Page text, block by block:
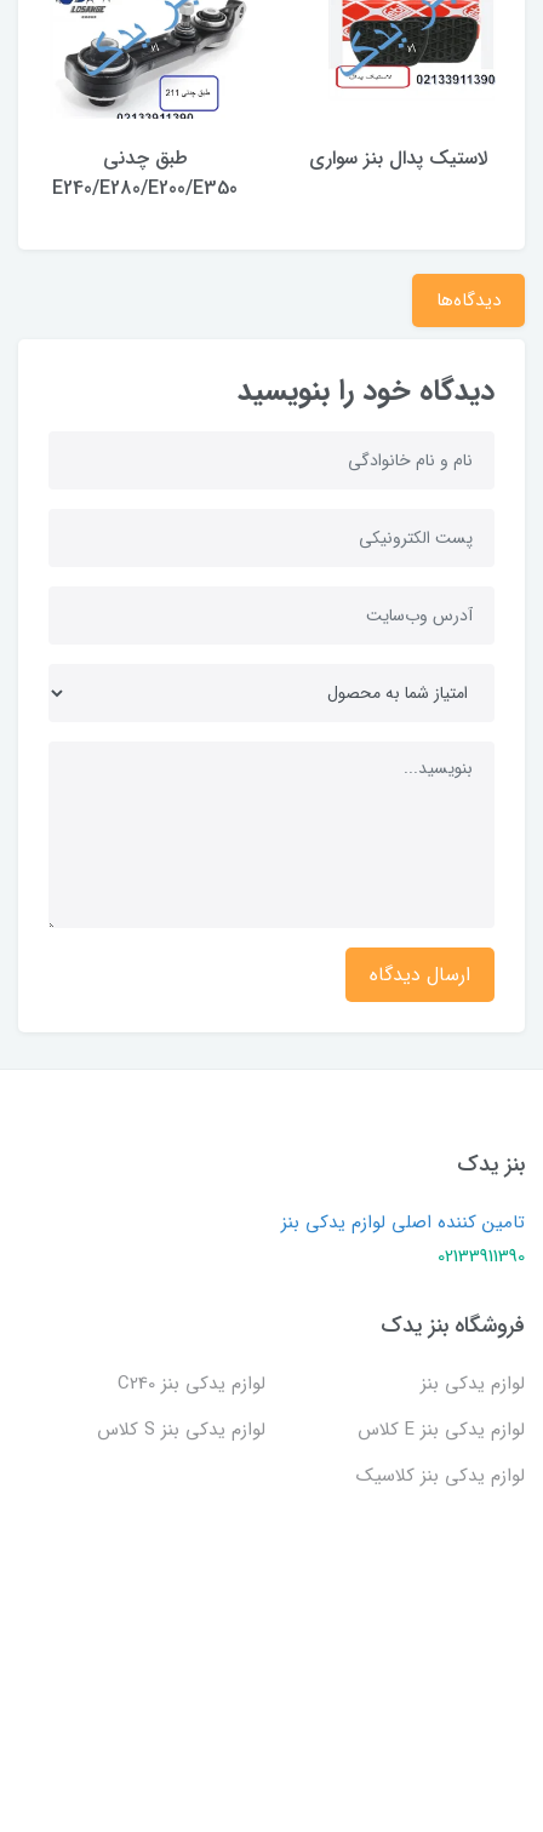
لاستیک پدال بنز سواری
طبق چدنی
E240/E280/E200/E350
دیدگاه‌ها
دیدگاه خود را بنویسید
ارسال دیدگاه
بنز یدک
تامین کننده اصلی لوازم یدکی بنز
02133911390
فروشگاه بنز یدک
لوازم یدکی بنز
لوازم یدکی بنز C240
لوازم یدکی بنز E کلاس
لوازم یدکی بنز S کلاس
لوازم یدکی بنز کلاسیک